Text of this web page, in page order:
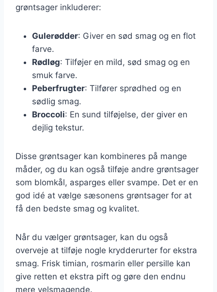
grøntsager inkluderer:
Gulerødder: Giver en sød smag og en flot
farve.
Rødløg: Tilføjer en mild, sød smag og en
smuk farve.
Peberfrugter: Tilfører sprødhed og en
sødlig smag.
Broccoli: En sund tilføjelse, der giver en
dejlig tekstur.
Disse grøntsager kan kombineres på mange
måder, og du kan også tilføje andre grøntsager
som blomkål, asparges eller svampe. Det er en
god idé at vælge sæsonens grøntsager for at
få den bedste smag og kvalitet.
Når du vælger grøntsager, kan du også
overveje at tilføje nogle krydderurter for ekstra
smag. Frisk timian, rosmarin eller persille kan
give retten et ekstra pift og gøre den endnu
mere velsmagende.